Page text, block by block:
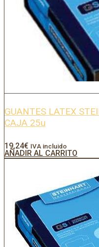
GUANTES LATEX
CAJA 25u
19,24€ IVA incluido
AÑADIR AL CARRITO